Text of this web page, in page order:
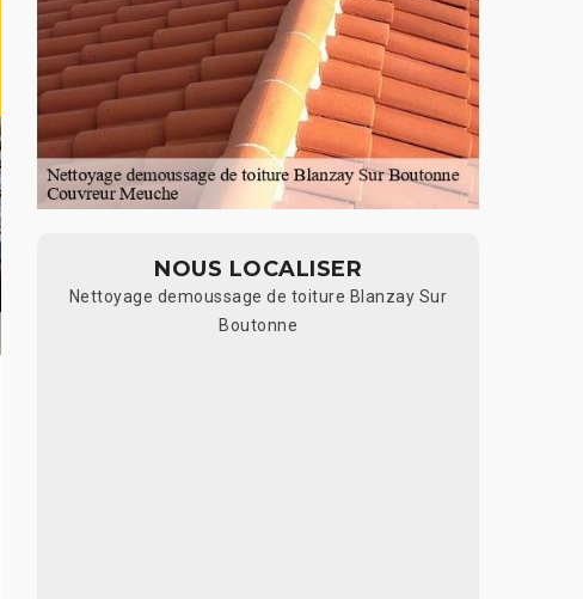
NOUS LOCALISER
Nettoyage demoussage de toiture Blanzay Sur
Boutonne